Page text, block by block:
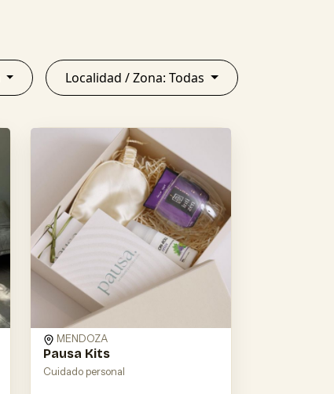
Localidad / Zona: Todas
MENDOZA
Pausa Kits
Cuidado personal